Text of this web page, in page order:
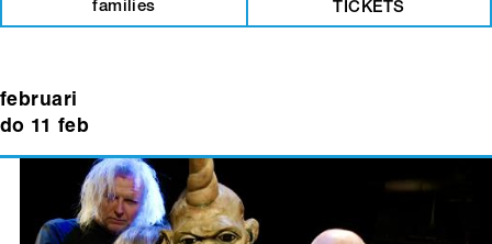
families TICKETS
februari
do 11 feb